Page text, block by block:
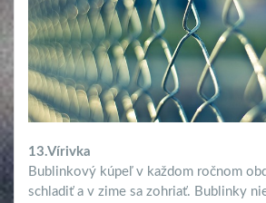
13.Vírivka
Bublinkový kúpeľ v každom ročnom
schladiť a v zime sa zohriať. Bublinky